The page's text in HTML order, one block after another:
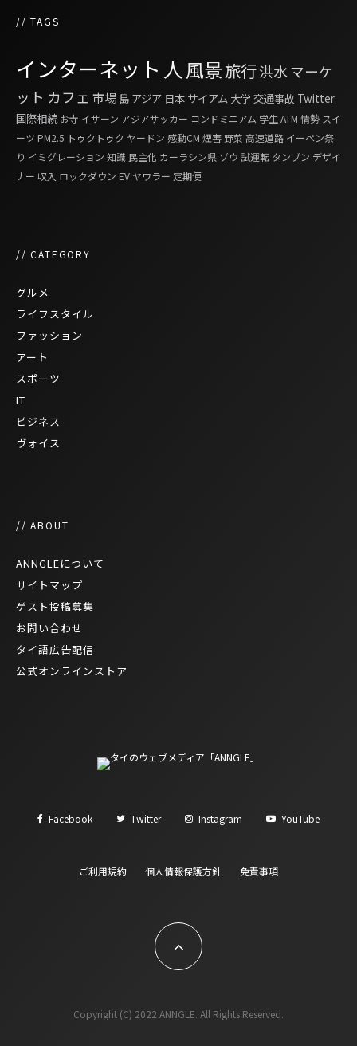
// TAGS
インターネット 人 風景旅行洪水マーケ
ット カフェ 市場 島 アジア 日本 サイアム 大学交通事故 Twitter
国際相続 お寺 イサーン アジアサッカー コンドミニアム 学生ATM 情勢 スイ
ーツ PM2.5 トゥクトゥク ヤードン 感動CM 煙害 野菜 高速道路 イーペン祭
り イミグレーション 知識 民主化 カーラシン県 ゾウ 試運転 タンブン デザイ
ナー 収入 ロックダウン EV ヤワラー 定期便
// CATEGORY
グルメ
ライフスタイル
ファッション
アート
スポーツ
IT
ビジネス
ヴォイス
// ABOUT
ANNGLEについて
サイトマップ
ゲスト投稿募集
お問い合わせ
タイ語広告配信
公式オンラインストア
Facebook Twitter Instagram YouTube
ご利用規約 個人情報保護方針 免責事項
Copyright (C) 2022 ANNGLE. All Rights Reserved.